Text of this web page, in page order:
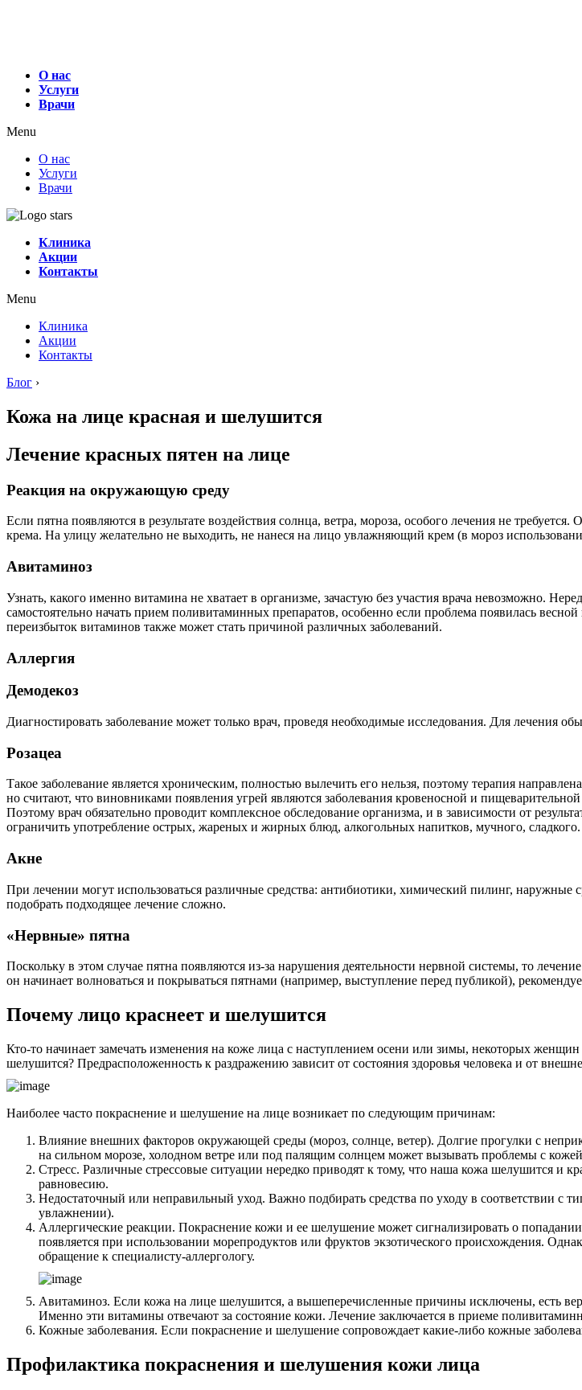
О нас
Услуги
Врачи
Menu
О нас
Услуги
Врачи
Клиника
Акции
Контакты
Menu
Клиника
Акции
Контакты
Блог ›
Кожа на лице красная и шелушится
Лечение красных пятен на лице
Реакция на окружающую среду
Если пятна появляются в результате воздействия солнца, ветра, мороза, особого лечения не
крема. На улицу желательно не выходить, не нанеся на лицо увлажняющий крем (в мороз
Авитаминоз
Узнать, какого именно витамина не хватает в организме, зачастую без участия врача невозможно.
самостоятельно начать прием поливитаминных препаратов, особенно если проблема появилась
переизбыток витаминов также может стать причиной различных заболеваний.
Аллергия
Демодекоз
Диагностировать заболевание может только врач, проведя необходимые исследования. Для лечения
Розацеа
Такое заболевание является хроническим, полностью вылечить его нельзя, поэтому терапия
но считают, что виновниками появления угрей являются заболевания кровеносной и
Поэтому врач обязательно проводит комплексное обследование организма, и в зависимости от
ограничить употребление острых, жареных и жирных блюд, алкогольных напитков, мучного, сладкого.
Акне
При лечении могут использоваться различные средства: антибиотики, химический пилинг,
подобрать подходящее лечение сложно.
«Нервные» пятна
Поскольку в этом случае пятна появляются из-за нарушения деятельности нервной системы, то
он начинает волноваться и покрываться пятнами (например, выступление перед публикой),
Почему лицо краснеет и шелушится
Кто-то начинает замечать изменения на коже лица с наступлением осени или зимы, некоторых
шелушится? Предрасположенность к раздражению зависит от состояния здоровья человека и от
Наиболее часто покраснение и шелушение на лице возникает по следующим причинам:
Влияние внешних факторов окружающей среды (мороз, солнце, ветер). Долгие прогулки с
на сильном морозе, холодном ветре или под палящим солнцем может вызывать проблемы с
Стресс. Различные стрессовые ситуации нередко приводят к тому, что наша кожа шелушится и
равновесию.
Недостаточный или неправильный уход. Важно подбирать средства по уходу в соответствии с
увлажнении).
Аллергические реакции. Покраснение кожи и ее шелушение может сигнализировать о
появляется при использовании морепродуктов или фруктов экзотического происхождения.
обращение к специалисту-аллергологу.
Авитаминоз. Если кожа на лице шелушится, а вышеперечисленные причины исключены, есть
Именно эти витамины отвечают за состояние кожи. Лечение заключается в приеме
Кожные заболевания. Если покраснение и шелушение сопровождает какие-либо кожные
Профилактика покраснения и шелушения кожи лица